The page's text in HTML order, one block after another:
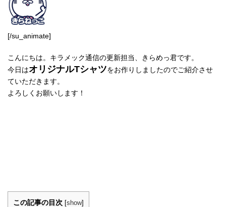
[/su_animate]
こんにちは。キラメック通信の更新担当、きらめっ君です。
今日はオリジナルTシャツをお作りしましたのでご紹介させ
ていただきます。
よろしくお願いします！
この記事の目次 show]